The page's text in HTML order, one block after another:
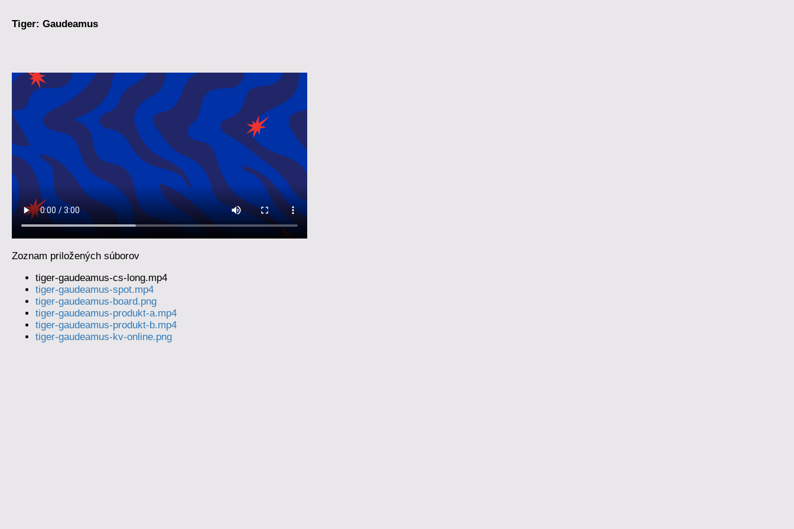
Tiger: Gaudeamus
Zoznam priložených súborov
tiger-gaudeamus-cs-long.mp4
tiger-gaudeamus-spot.mp4
tiger-gaudeamus-board.png
tiger-gaudeamus-produkt-a.mp4
tiger-gaudeamus-produkt-b.mp4
tiger-gaudeamus-kv-online.png